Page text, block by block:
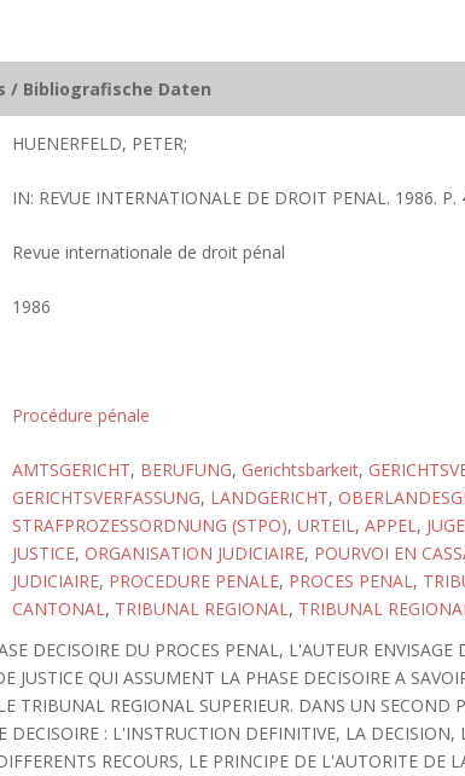
/ Bibliografische Daten
HUENERFELD, PETER;
IN: REVUE INTERNATIONALE DE DROIT PENAL. 1986. P.
Revue internationale de droit pénal
1986
Procédure pénale
AMTSGERICHT, BERUFUNG, Gerichtsbarkeit,
GERICHTSVERFASSUNG, LANDGERICHT,
STRAFPROZESSORDNUNG (STPO), URTEIL, APPEL,
JUSTICE, ORGANISATION JUDICIAIRE, POURVOI EN
JUDICIAIRE, PROCEDURE PENALE, PROCES PENAL,
CANTONAL, TRIBUNAL REGIONAL, TRIBUNAL
DECISOIRE DU PROCES PENAL, L'AUTEUR
JUSTICE QUI ASSUMENT LA PHASE DECISOIRE A
TRIBUNAL REGIONAL SUPERIEUR. DANS UN SECOND
DECISOIRE : L'INSTRUCTION DEFINITIVE, LA DECISION,
RECOURS, LE PRINCIPE DE L'AUTORITE DE